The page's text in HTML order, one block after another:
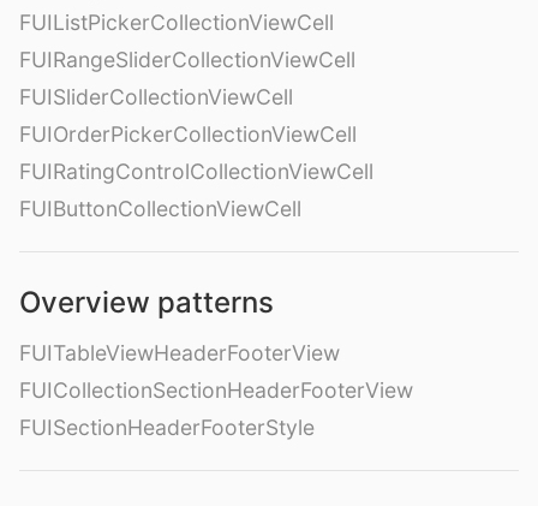
FUIListPickerCollectionViewCell
FUIRangeSliderCollectionViewCell
FUISliderCollectionViewCell
FUIOrderPickerCollectionViewCell
FUIRatingControlCollectionViewCell
FUIButtonCollectionViewCell
Overview patterns
FUITableViewHeaderFooterView
FUICollectionSectionHeaderFooterView
FUISectionHeaderFooterStyle